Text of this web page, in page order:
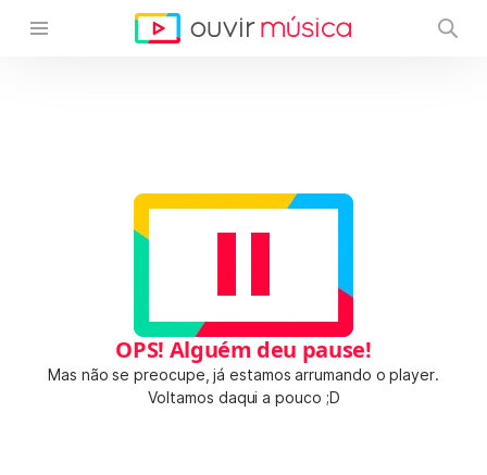
OPS! Alguém deu pause!
Mas não se preocupe, já estamos arrumando o player.
Voltamos daqui a pouco ;D